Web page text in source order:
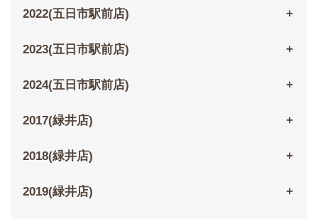
2022(五日市駅前店)
2023(五日市駅前店)
2024(五日市駅前店)
2017(緑井店)
2018(緑井店)
2019(緑井店)